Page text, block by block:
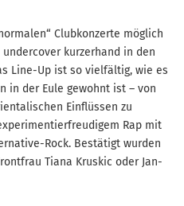
Clubkonzerte möglich
kurzerhand in den
Line-Up ist so vielfältig, wie es
in der Eule gewohnt ist – von
Einflüssen zu
Rap mit
Rock. Bestätigt wurden
Tiana Kruskic oder Jan-